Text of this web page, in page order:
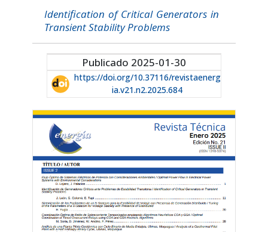
Identification of Critical Generators in
Transient Stability Problems
Publicado 2025-01-30
https://doi.org/10.37116/revistaenerg
ia.v21.n2.2025.684